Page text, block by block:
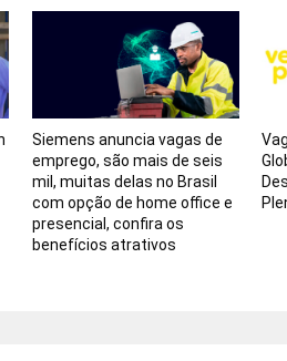
Siemens anuncia vagas de
emprego, são mais de seis
mil, muitas delas no Brasil
com opção de home office e
presencial, confira os
benefícios atrativos